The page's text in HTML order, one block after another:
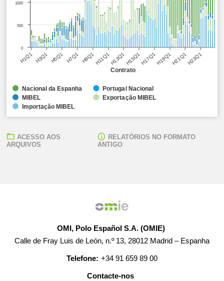
Contrato
H1Q1 H3Q1 H5Q1 H7Q1 H9Q1H11Q1H13Q1H15Q1H17Q1H19Q1H21Q1H23Q1
0
500
1000
Nacional da Espanha Portugal Nacional
MIBEL Exportação MIBEL
Importação MIBEL
ACESSO AOS
ARQUIVOS
RELATÓRIOS NO FORMATO
ANTIGO
OMI, Polo Español S.A. (OMIE)
Calle de Fray Luis de León, n.º 13, 28012 Madrid – Espanha
Telefone: +34 91 659 89 00
Contacte-nos